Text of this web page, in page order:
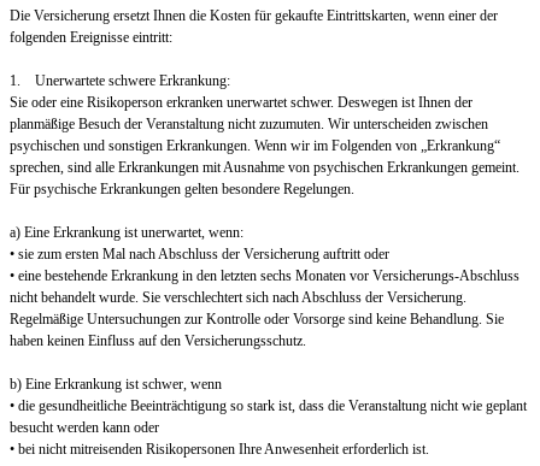
Die Versicherung ersetzt Ihnen die Kosten für gekaufte Eintrittskarten, wenn einer der
folgenden Ereignisse eintritt:
1. Unerwartete schwere Erkrankung:
Sie oder eine Risikoperson erkranken unerwartet schwer. Deswegen ist Ihnen der
planmäßige Besuch der Veranstaltung nicht zuzumuten. Wir unterscheiden zwischen
psychischen und sonstigen Erkrankungen. Wenn wir im Folgenden von „Erkrankung“
sprechen, sind alle Erkrankungen mit Ausnahme von psychischen Erkrankungen gemeint.
Für psychische Erkrankungen gelten besondere Regelungen.
a) Eine Erkrankung ist unerwartet, wenn:
• sie zum ersten Mal nach Abschluss der Versicherung auftritt oder
• eine bestehende Erkrankung in den letzten sechs Monaten vor Versicherungs-Abschluss
nicht behandelt wurde. Sie verschlechtert sich nach Abschluss der Versicherung.
Regelmäßige Untersuchungen zur Kontrolle oder Vorsorge sind keine Behandlung. Sie
haben keinen Einfluss auf den Versicherungsschutz.
b) Eine Erkrankung ist schwer, wenn
• die gesundheitliche Beeinträchtigung so stark ist, dass die Veranstaltung nicht wie geplant
besucht werden kann oder
• bei nicht mitreisenden Risikopersonen Ihre Anwesenheit erforderlich ist.